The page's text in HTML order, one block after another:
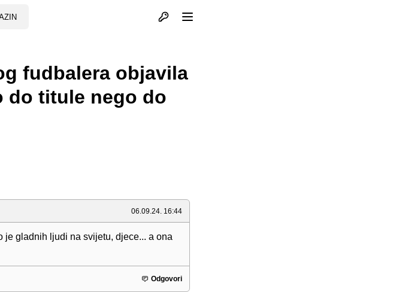
Otvori profil
fudbalera objavila
do titule nego do
06.09.24. 16:44
gladnih ljudi na svijetu, djece... a ona
Odgovori